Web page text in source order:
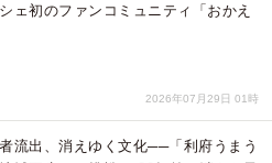
ェ初のファンコミュニティ「おかえ
2026年07月29日 01時
流出、消えゆく文化──「利府うまう